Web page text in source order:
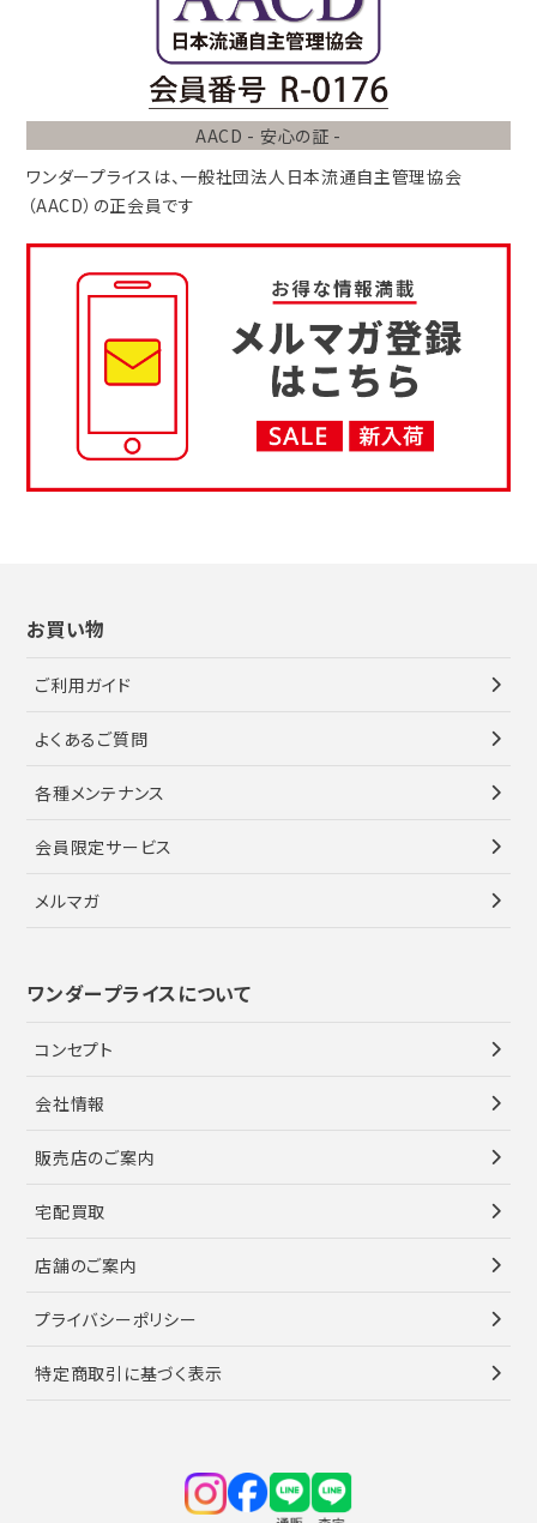
AACD - 安心の証 -
ワンダープライスは、 一般社団法人 日本流通自主管理協会
（AACD） の正会員です
お買い物
ご利用ガイド
よくあるご質問
各種メンテナンス
会員限定サービス
メルマガ
ワンダープライスについて
コンセプト
会社情報
販売店のご案内
宅配買取
店舗のご案内
プライバシーポリシー
特定商取引に基づく表示